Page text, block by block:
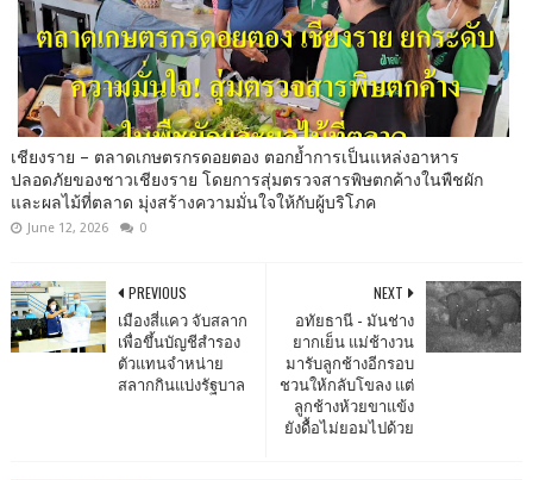
เชียงราย – ตลาดเกษตรกรดอยตอง ตอกย้ำการเป็นแหล่งอาหาร
ปลอดภัยของชาวเชียงราย โดยการสุ่มตรวจสารพิษตกค้างในพืชผัก
และผลไม้ที่ตลาด มุ่งสร้างความมั่นใจให้กับผู้บริโภค
June 12, 2026 0
NEXT
อทัยธานี - มันช่าง
ยากเย็น แม่ช้างวน
มารับลูกช้างอีกรอบ
ชวนให้กลับโขลง แต่
ลูกช้างห้วยขาแข้ง
ยังดื้อไม่ยอมไปด้วย
PREVIOUS
เมืองสี่แคว จับสลาก
เพื่อขึ้นบัญชีสำรอง
ตัวแทนจำหน่าย
สลากกินแบ่งรัฐบาล